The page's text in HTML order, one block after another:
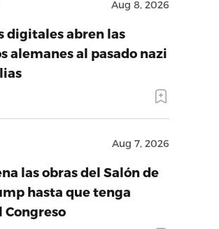
Aug 8, 2026
digitales abren las
alemanes al pasado nazi
Aug 7, 2026
las obras del Salón de
hasta que tenga
Congreso